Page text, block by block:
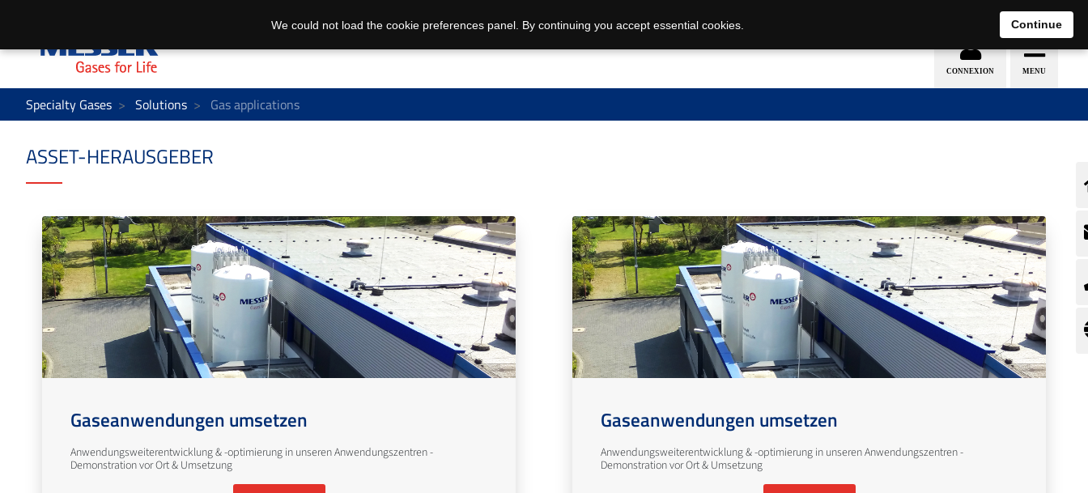
EN DE
Specialty Gases Solutions Gas applications
ASSET-HERAUSGEBER
Gaseanwendungen umsetzen
Anwendungsweiterentwicklung & -optimierung in unseren Anwendungszentren -
Demonstration vor Ort & Umsetzung
Gaseanwendungen umsetzen
Anwendungsweiterentwicklung & -optimierung in unseren Anwendungszentren -
Demonstration vor Ort & Umsetzung
We could not load the cookie preferences panel. By continuing you accept essential cookies. Continue